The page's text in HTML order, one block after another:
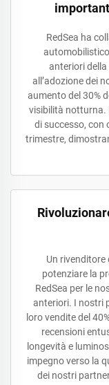
RedSea ha
anteriori
all’adozione dei
aumento del 30%
visibilità notturna.
di successo, con
trimestre,
Un
potenziare la
RedSea per le
anteriori. I nostri
loro vendite del
recensioni
longevità e
impegno verso la
dei nostri